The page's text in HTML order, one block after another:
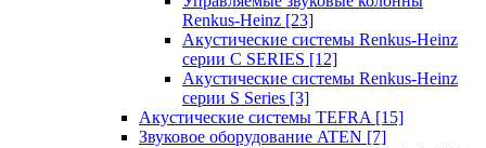
Renkus-Heinz [23]
Акустические системы Renkus-Heinz
серии C SERIES [12]
Акустические системы Renkus-Heinz
серии S Series [3]
Акустические системы TEFRA [15]
Звуковое оборудование ATEN [7]